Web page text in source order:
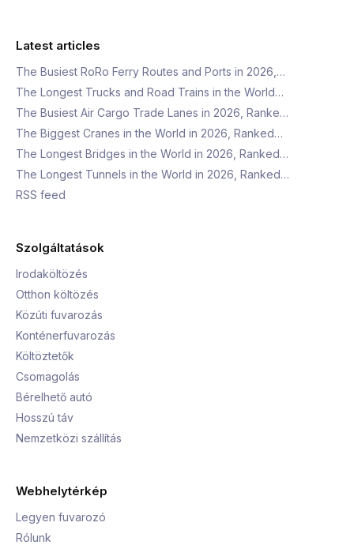
Latest articles
The Busiest RoRo Ferry Routes and Ports in 2026,…
The Longest Trucks and Road Trains in the World…
The Busiest Air Cargo Trade Lanes in 2026, Ranke…
The Biggest Cranes in the World in 2026, Ranked…
The Longest Bridges in the World in 2026, Ranked…
The Longest Tunnels in the World in 2026, Ranked…
RSS feed
Szolgáltatások
Irodaköltözés
Otthon költözés
Közúti fuvarozás
Konténerfuvarozás
Költöztetők
Csomagolás
Bérelhető autó
Hosszú táv
Nemzetközi szállítás
Webhelytérkép
Legyen fuvarozó
Rólunk